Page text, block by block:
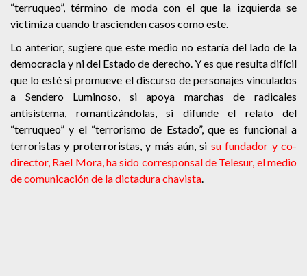
“terruqueo”, término de moda con el que la izquierda se
victimiza cuando trascienden casos como este.
Lo anterior, sugiere que este medio no estaría del lado de la
democracia y ni del Estado de derecho. Y es que resulta difícil
que lo esté si promueve el discurso de personajes vinculados
a Sendero Luminoso, si apoya marchas de radicales
antisistema, romantizándolas, si difunde el relato del
“terruqueo” y el “terrorismo de Estado”, que es funcional a
terroristas y proterroristas, y más aún, si su fundador y co-
director, Rael Mora,ha sido corresponsal de Telesur, el medio
de comunicación de la dictadura chavista.